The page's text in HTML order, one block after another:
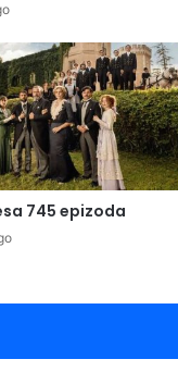
745 epizoda